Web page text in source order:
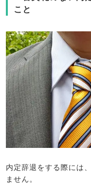
こと
内定辞退をする際には
ません。